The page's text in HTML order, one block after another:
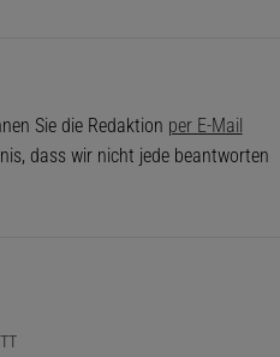
Sie die Redaktion per E-Mail
dass wir nicht jede beantworten